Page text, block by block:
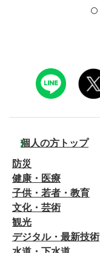
個人の方トップ
防災
健康・医療
子供・若者・教育
文化・芸術
観光
デジタル・最新技術